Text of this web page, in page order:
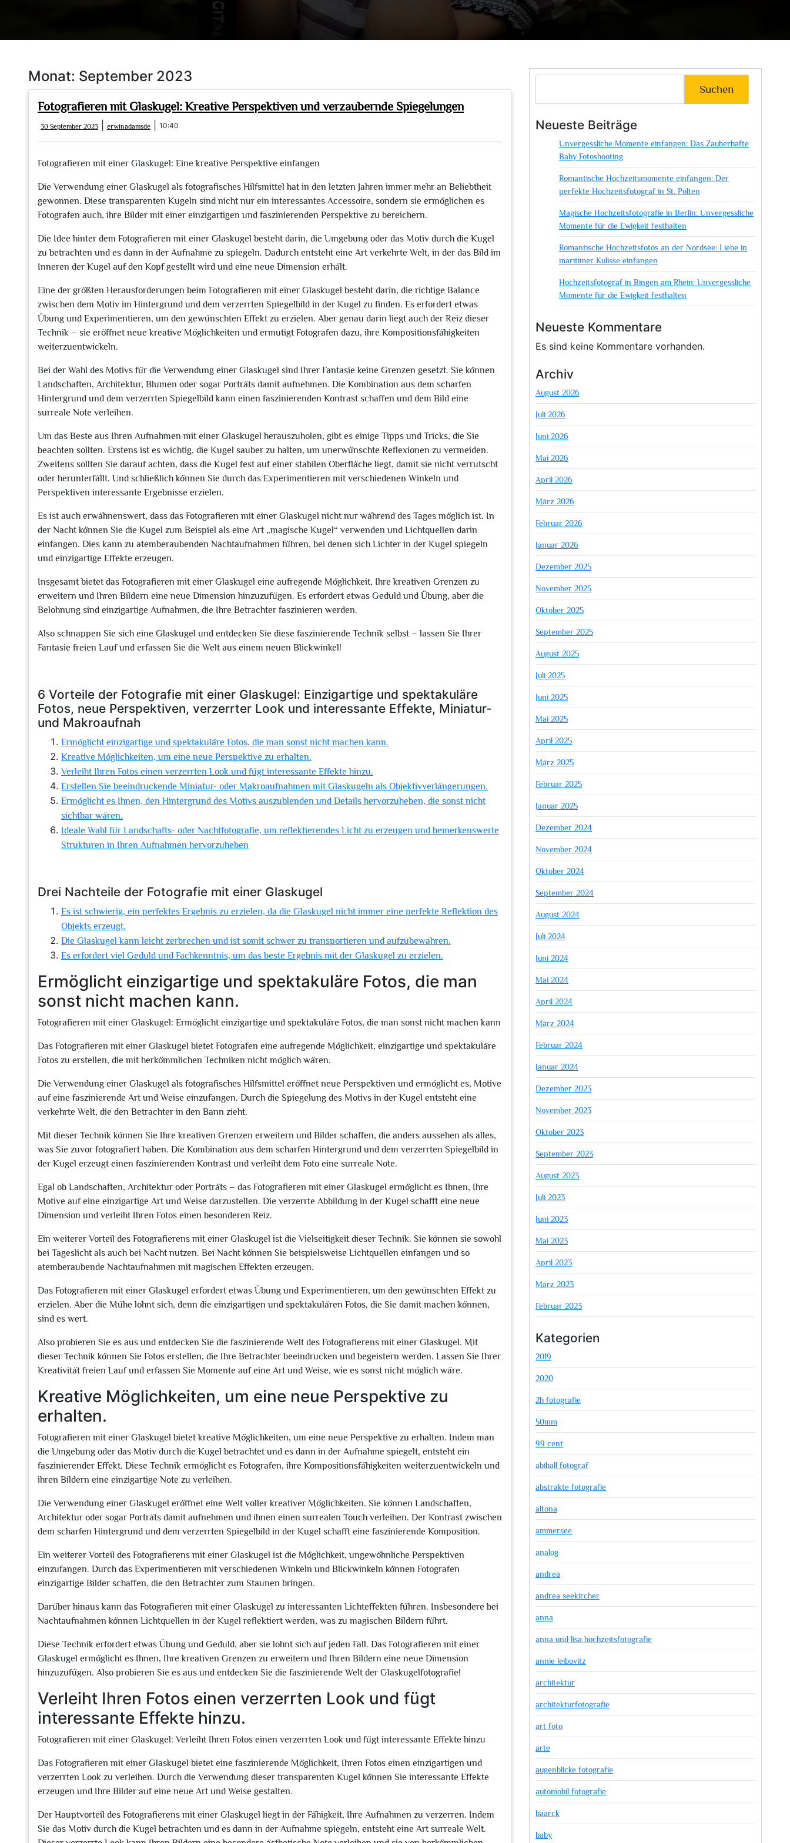
Monat: September 2023
Fotografieren mit Glaskugel: Kreative Perspektiven und verzaubernde Spiegelungen
30 September 2023
September
2023
erwinadamsde erwinadamsde
10:40
Fotografieren mit einer Glaskugel: Eine kreative Perspektive einfangen
Die Verwendung einer Glaskugel als fotografisches Hilfsmittel hat in den letzten Jahren immer mehr an Beliebtheit
gewonnen. Diese transparenten Kugeln sind nicht nur ein interessantes Accessoire, sondern sie ermöglichen es
Fotografen auch, ihre Bilder mit einer einzigartigen und faszinierenden Perspektive zu bereichern.
Die Idee hinter dem Fotografieren mit einer Glaskugel besteht darin, die Umgebung oder das Motiv durch die Kugel
zu betrachten und es dann in der Aufnahme zu spiegeln. Dadurch entsteht eine Art verkehrte Welt, in der das Bild im
Inneren der Kugel auf den Kopf gestellt wird und eine neue Dimension erhält.
Eine der größten Herausforderungen beim Fotografieren mit einer Glaskugel besteht darin, die richtige Balance
zwischen dem Motiv im Hintergrund und dem verzerrten Spiegelbild in der Kugel zu finden. Es erfordert etwas
Übung und Experimentieren, um den gewünschten Effekt zu erzielen. Aber genau darin liegt auch der Reiz dieser
Technik – sie eröffnet neue kreative Möglichkeiten und ermutigt Fotografen dazu, ihre Kompositionsfähigkeiten
weiterzuentwickeln.
Bei der Wahl des Motivs für die Verwendung einer Glaskugel sind Ihrer Fantasie keine Grenzen gesetzt. Sie können
Landschaften, Architektur, Blumen oder sogar Porträts damit aufnehmen. Die Kombination aus dem scharfen
Hintergrund und dem verzerrten Spiegelbild kann einen faszinierenden Kontrast schaffen und dem Bild eine
surreale Note verleihen.
Um das Beste aus Ihren Aufnahmen mit einer Glaskugel herauszuholen, gibt es einige Tipps und Tricks, die Sie
beachten sollten. Erstens ist es wichtig, die Kugel sauber zu halten, um unerwünschte Reflexionen zu vermeiden.
Zweitens sollten Sie darauf achten, dass die Kugel fest auf einer stabilen Oberfläche liegt, damit sie nicht verrutscht
oder herunterfällt. Und schließlich können Sie durch das Experimentieren mit verschiedenen Winkeln und
Perspektiven interessante Ergebnisse erzielen.
Es ist auch erwähnenswert, dass das Fotografieren mit einer Glaskugel nicht nur während des Tages möglich ist. In
der Nacht können Sie die Kugel zum Beispiel als eine Art „magische Kugel“ verwenden und Lichtquellen darin
einfangen. Dies kann zu atemberaubenden Nachtaufnahmen führen, bei denen sich Lichter in der Kugel spiegeln
und einzigartige Effekte erzeugen.
Insgesamt bietet das Fotografieren mit einer Glaskugel eine aufregende Möglichkeit, Ihre kreativen Grenzen zu
erweitern und Ihren Bildern eine neue Dimension hinzuzufügen. Es erfordert etwas Geduld und Übung, aber die
Belohnung sind einzigartige Aufnahmen, die Ihre Betrachter faszinieren werden.
Also schnappen Sie sich eine Glaskugel und entdecken Sie diese faszinierende Technik selbst – lassen Sie Ihrer
Fantasie freien Lauf und erfassen Sie die Welt aus einem neuen Blickwinkel!
6 Vorteile der Fotografie mit einer Glaskugel: Einzigartige und spektakuläre
Fotos, neue Perspektiven, verzerrter Look und interessante Effekte, Miniatur-
und Makroaufnah
Ermöglicht einzigartige und spektakuläre Fotos, die man sonst nicht machen kann.
Kreative Möglichkeiten, um eine neue Perspektive zu erhalten.
Verleiht Ihren Fotos einen verzerrten Look und fügt interessante Effekte hinzu.
Erstellen Sie beeindruckende Miniatur- oder Makroaufnahmen mit Glaskugeln als Objektivverlängerungen.
Ermöglicht es Ihnen, den Hintergrund des Motivs auszublenden und Details hervorzuheben, die sonst nicht
sichtbar wären.
Ideale Wahl für Landschafts- oder Nachtfotografie, um reflektierendes Licht zu erzeugen und bemerkenswerte
Strukturen in Ihren Aufnahmen hervorzuheben
Drei Nachteile der Fotografie mit einer Glaskugel
Es ist schwierig, ein perfektes Ergebnis zu erzielen, da die Glaskugel nicht immer eine perfekte Reflektion des
Objekts erzeugt.
Die Glaskugel kann leicht zerbrechen und ist somit schwer zu transportieren und aufzubewahren.
Es erfordert viel Geduld und Fachkenntnis, um das beste Ergebnis mit der Glaskugel zu erzielen.
Ermöglicht einzigartige und spektakuläre Fotos, die man
sonst nicht machen kann.
Fotografieren mit einer Glaskugel: Ermöglicht einzigartige und spektakuläre Fotos, die man sonst nicht machen kann
Das Fotografieren mit einer Glaskugel bietet Fotografen eine aufregende Möglichkeit, einzigartige und spektakuläre
Fotos zu erstellen, die mit herkömmlichen Techniken nicht möglich wären.
Die Verwendung einer Glaskugel als fotografisches Hilfsmittel eröffnet neue Perspektiven und ermöglicht es, Motive
auf eine faszinierende Art und Weise einzufangen. Durch die Spiegelung des Motivs in der Kugel entsteht eine
verkehrte Welt, die den Betrachter in den Bann zieht.
Mit dieser Technik können Sie Ihre kreativen Grenzen erweitern und Bilder schaffen, die anders aussehen als alles,
was Sie zuvor fotografiert haben. Die Kombination aus dem scharfen Hintergrund und dem verzerrten Spiegelbild in
der Kugel erzeugt einen faszinierenden Kontrast und verleiht dem Foto eine surreale Note.
Egal ob Landschaften, Architektur oder Porträts – das Fotografieren mit einer Glaskugel ermöglicht es Ihnen, Ihre
Motive auf eine einzigartige Art und Weise darzustellen. Die verzerrte Abbildung in der Kugel schafft eine neue
Dimension und verleiht Ihren Fotos einen besonderen Reiz.
Ein weiterer Vorteil des Fotografierens mit einer Glaskugel ist die Vielseitigkeit dieser Technik. Sie können sie sowohl
bei Tageslicht als auch bei Nacht nutzen. Bei Nacht können Sie beispielsweise Lichtquellen einfangen und so
atemberaubende Nachtaufnahmen mit magischen Effekten erzeugen.
Das Fotografieren mit einer Glaskugel erfordert etwas Übung und Experimentieren, um den gewünschten Effekt zu
erzielen. Aber die Mühe lohnt sich, denn die einzigartigen und spektakulären Fotos, die Sie damit machen können,
sind es wert.
Also probieren Sie es aus und entdecken Sie die faszinierende Welt des Fotografierens mit einer Glaskugel. Mit
dieser Technik können Sie Fotos erstellen, die Ihre Betrachter beeindrucken und begeistern werden. Lassen Sie Ihrer
Kreativität freien Lauf und erfassen Sie Momente auf eine Art und Weise, wie es sonst nicht möglich wäre.
Kreative Möglichkeiten, um eine neue Perspektive zu
erhalten.
Fotografieren mit einer Glaskugel bietet kreative Möglichkeiten, um eine neue Perspektive zu erhalten. Indem man
die Umgebung oder das Motiv durch die Kugel betrachtet und es dann in der Aufnahme spiegelt, entsteht ein
faszinierender Effekt. Diese Technik ermöglicht es Fotografen, ihre Kompositionsfähigkeiten weiterzuentwickeln und
ihren Bildern eine einzigartige Note zu verleihen.
Die Verwendung einer Glaskugel eröffnet eine Welt voller kreativer Möglichkeiten. Sie können Landschaften,
Architektur oder sogar Porträts damit aufnehmen und ihnen einen surrealen Touch verleihen. Der Kontrast zwischen
dem scharfen Hintergrund und dem verzerrten Spiegelbild in der Kugel schafft eine faszinierende Komposition.
Ein weiterer Vorteil des Fotografierens mit einer Glaskugel ist die Möglichkeit, ungewöhnliche Perspektiven
einzufangen. Durch das Experimentieren mit verschiedenen Winkeln und Blickwinkeln können Fotografen
einzigartige Bilder schaffen, die den Betrachter zum Staunen bringen.
Darüber hinaus kann das Fotografieren mit einer Glaskugel zu interessanten Lichteffekten führen. Insbesondere bei
Nachtaufnahmen können Lichtquellen in der Kugel reflektiert werden, was zu magischen Bildern führt.
Diese Technik erfordert etwas Übung und Geduld, aber sie lohnt sich auf jeden Fall. Das Fotografieren mit einer
Glaskugel ermöglicht es Ihnen, Ihre kreativen Grenzen zu erweitern und Ihren Bildern eine neue Dimension
hinzuzufügen. Also probieren Sie es aus und entdecken Sie die faszinierende Welt der Glaskugelfotografie!
Verleiht Ihren Fotos einen verzerrten Look und fügt
interessante Effekte hinzu.
Fotografieren mit einer Glaskugel: Verleiht Ihren Fotos einen verzerrten Look und fügt interessante Effekte hinzu
Das Fotografieren mit einer Glaskugel bietet eine faszinierende Möglichkeit, Ihren Fotos einen einzigartigen und
verzerrten Look zu verleihen. Durch die Verwendung dieser transparenten Kugel können Sie interessante Effekte
erzeugen und Ihre Bilder auf eine neue Art und Weise gestalten.
Der Hauptvorteil des Fotografierens mit einer Glaskugel liegt in der Fähigkeit, Ihre Aufnahmen zu verzerren. Indem
Sie das Motiv durch die Kugel betrachten und es dann in der Aufnahme spiegeln, entsteht eine Art surreale Welt.
Suchen
Neueste Beiträge
Unvergessliche Momente einfangen: Das Zauberhafte
Baby Fotoshooting
Romantische Hochzeitsmomente einfangen: Der
perfekte Hochzeitsfotograf in St. Pölten
Magische Hochzeitsfotografie in Berlin: Unvergessliche
Momente für die Ewigkeit festhalten
Romantische Hochzeitsfotos an der Nordsee: Liebe in
maritimer Kulisse einfangen
Hochzeitsfotograf in Bingen am Rhein: Unvergessliche
Momente für die Ewigkeit festhalten
Neueste Kommentare
Es sind keine Kommentare vorhanden.
Archiv
August 2026
Juli 2026
Juni 2026
Mai 2026
April 2026
März 2026
Februar 2026
Januar 2026
Dezember 2025
November 2025
Oktober 2025
September 2025
August 2025
Juli 2025
Juni 2025
Mai 2025
April 2025
März 2025
Februar 2025
Januar 2025
Dezember 2024
November 2024
Oktober 2024
September 2024
August 2024
Juli 2024
Juni 2024
Mai 2024
April 2024
März 2024
Februar 2024
Januar 2024
Dezember 2023
November 2023
Oktober 2023
September 2023
August 2023
Juli 2023
Juni 2023
Mai 2023
April 2023
März 2023
Februar 2023
Kategorien
2019
2020
2h fotografie
50mm
99 cent
abiball fotograf
abstrakte fotografie
altona
ammersee
analog
andrea
andrea seekircher
anna
anna und lisa hochzeitsfotografie
annie leibovitz
architektur
architekturfotografie
art foto
arte
augenblicke fotografie
automobil fotografie
baarck
baby